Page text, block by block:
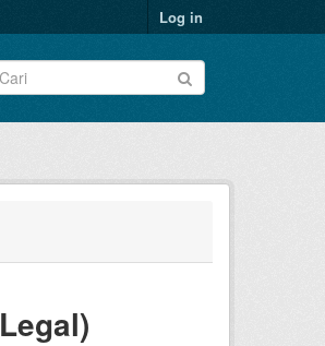
Log in